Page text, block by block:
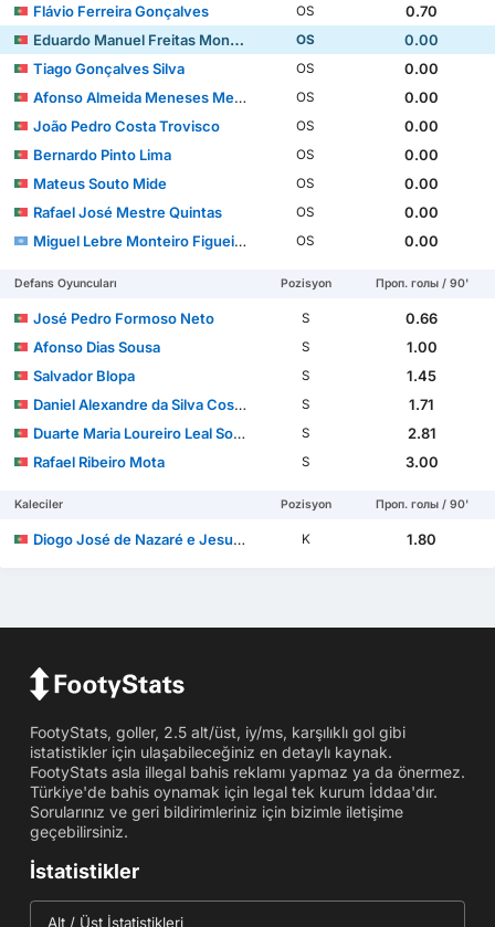
Flávio Ferreira Gonçalves OS
0.70
Eduardo Manuel Freitas Monteiro Ferreira Felicíssimo
OS
0.00
Tiago Gonçalves Silva
OS
0.00
Afonso Almeida Meneses Meireles
OS
0.00
João Pedro Costa Trovisco
OS
0.00
Bernardo Pinto Lima
OS
0.00
Mateus Souto Mide
OS
0.00
Rafael José Mestre Quintas
OS
0.00
Miguel Lebre Monteiro Figueiredo
OS 0.00
Defans Oyuncuları Pozisyon Проп. голы / 90'
José Pedro Formoso Neto S
0.66
Afonso Dias Sousa
S
1.00
Salvador Blopa
S
1.45
Daniel Alexandre da Silva Costa
S
1.71
Duarte Maria Loureiro Leal Soares
S
2.81
Rafael Ribeiro Mota
S 3.00
Kaleciler Pozisyon Проп. голы / 90'
Diogo José de Nazaré e Jesus Ferreira K 1.80
FootyStats, goller, 2.5 alt/üst, iy/ms, karşılıklı gol gibi
istatistikler için ulaşabileceğiniz en detaylı kaynak.
FootyStats asla illegal bahis reklamı yapmaz ya da önermez.
Türkiye'de bahis oynamak için legal tek kurum İddaa'dır.
Sorularınız ve geri bildirimleriniz için bizimle iletişime
geçebilirsiniz.
İstatistikler
Alt / Üst İstatistikleri